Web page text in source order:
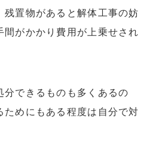
残置物があると解体工事の妨
間がかかり費用が上乗せされ
分できるものも多くあるの
ためにもある程度は自分で対